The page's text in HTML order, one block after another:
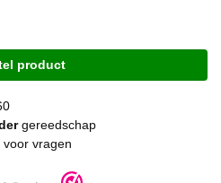
product
gereedschap
vragen